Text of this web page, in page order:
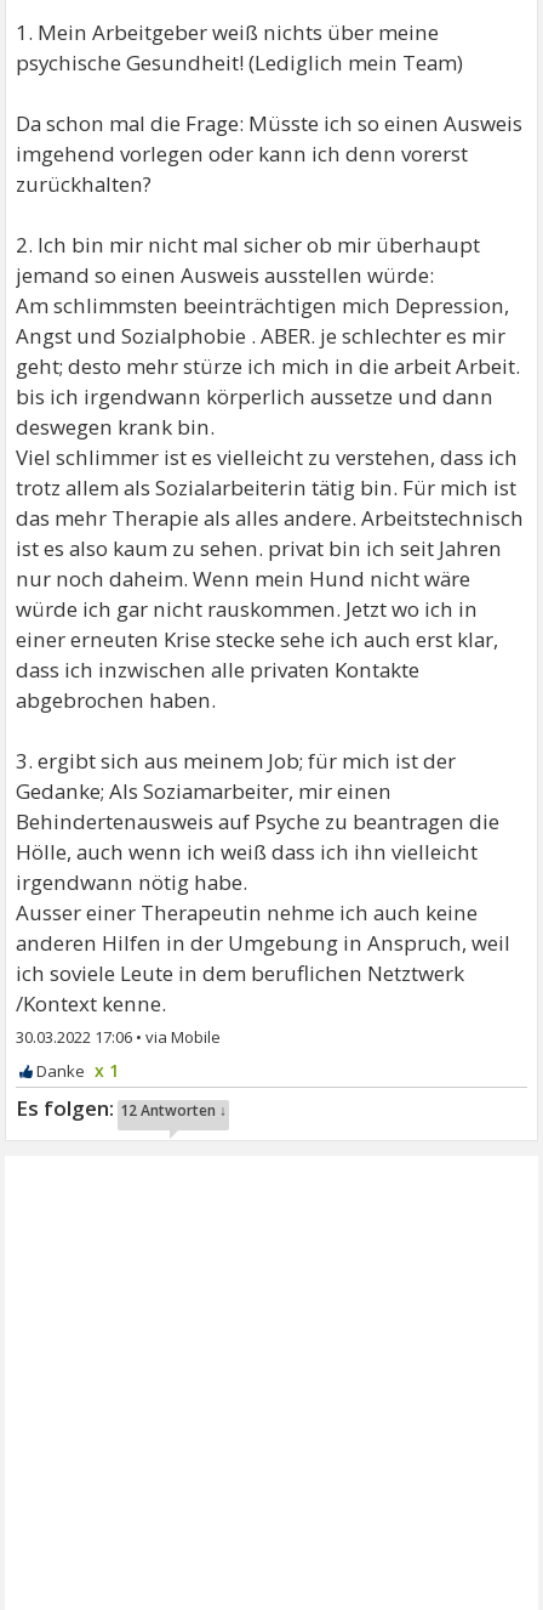
1. Mein Arbeitgeber weiß nichts über meine
psychische Gesundheit! (Lediglich mein Team)
Da schon mal die Frage: Müsste ich so einen Ausweis
imgehend vorlegen oder kann ich denn vorerst
zurückhalten?
2. Ich bin mir nicht mal sicher ob mir überhaupt
jemand so einen Ausweis ausstellen würde:
Am schlimmsten beeinträchtigen mich Depression,
Angst und Sozialphobie . ABER. je schlechter es mir
geht; desto mehr stürze ich mich in die arbeit Arbeit.
bis ich irgendwann körperlich aussetze und dann
deswegen krank bin.
Viel schlimmer ist es vielleicht zu verstehen, dass ich
trotz allem als Sozialarbeiterin tätig bin. Für mich ist
das mehr Therapie als alles andere. Arbeitstechnisch
ist es also kaum zu sehen. privat bin ich seit Jahren
nur noch daheim. Wenn mein Hund nicht wäre
würde ich gar nicht rauskommen. Jetzt wo ich in
einer erneuten Krise stecke sehe ich auch erst klar,
dass ich inzwischen alle privaten Kontakte
abgebrochen haben.
3. ergibt sich aus meinem Job; für mich ist der
Gedanke; Als Soziamarbeiter, mir einen
Behindertenausweis auf Psyche zu beantragen die
Hölle, auch wenn ich weiß dass ich ihn vielleicht
irgendwann nötig habe.
Ausser einer Therapeutin nehme ich auch keine
anderen Hilfen in der Umgebung in Anspruch, weil
ich soviele Leute in dem beruflichen Netztwerk
/Kontext kenne.
30.03.2022 17:06 •
x 1
12 Antworten ↓